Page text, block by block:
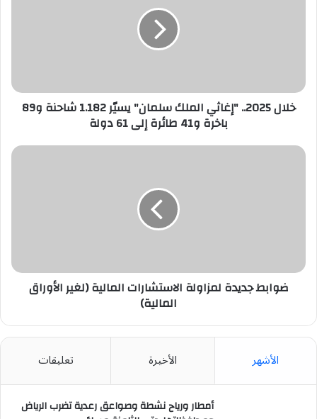
و89
باخرة
إلى
خلال 2025.. "إغاثي الملك سلمان" يسيّر 1.182 شاحنة و89
باخرة و41 طائرة إلى 61 دولة
ضوابط
ضوابط جديدة لمزاولة الاستشارات المالية (لغير الأوراق
المالية)
الأشهر الأخيرة تعليقات
أمطار ورياح نشطة وصواعق رعدية تضرب الرياض